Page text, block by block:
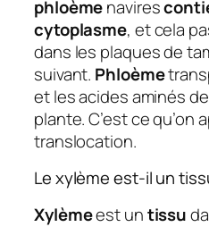
phloèmenavires
cytoplasme, et cela
dans les plaques de
suivant. Phloème
et les acides aminés
plante. C’est ce qu’on
translocation.
Le xylème est-il un
Xylèmeest untissu